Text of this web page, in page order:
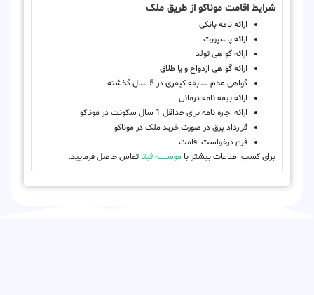
شرایط اقامت موناکو از طریق ملک
ارائه نامه بانکی
ارائه پاسپورت
ارائه گواهی تولد
ارائه گواهی ازدواج و یا طلاق
گواهی عدم سابقه کیفری در 5 سال گذشته
ارائه بیمه نامه درمانی
ارائه اجاره نامه برای حداقل 1 سال سکونت در موناکو
قرارداد برق در صورت خرید ملک در موناکو
فرم درخواست اقامت
برای کسب اطلاعات بیشتر با موسسه ثبتا تماس حاصل فرمایید.